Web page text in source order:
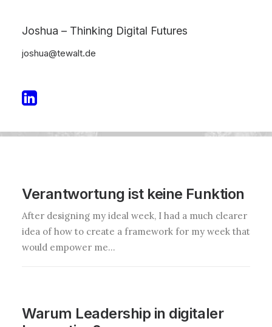
Joshua – Thinking Digital Futures
joshua@tewalt.de
Joshua
Verantwortung ist keine Funktion
After designing my ideal week, I had a much clearer
idea of how to create a framework for my week that
would empower me…
Warum Leadership in digitaler